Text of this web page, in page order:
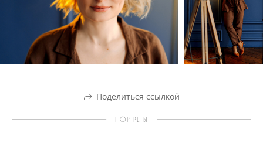
Поделиться ссылкой
ПОРТРЕТЫ